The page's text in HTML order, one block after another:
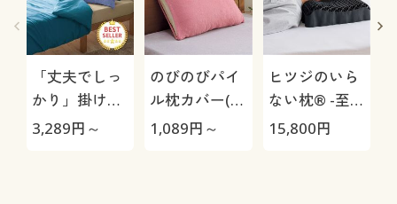
「丈夫でしっ
かり」掛け布
団カバー(綿
3,289円～
のびのびパイ
ル枕カバー(無
地)
1,089円～
ヒツジのいら
ない枕® -至
極-
15,800円